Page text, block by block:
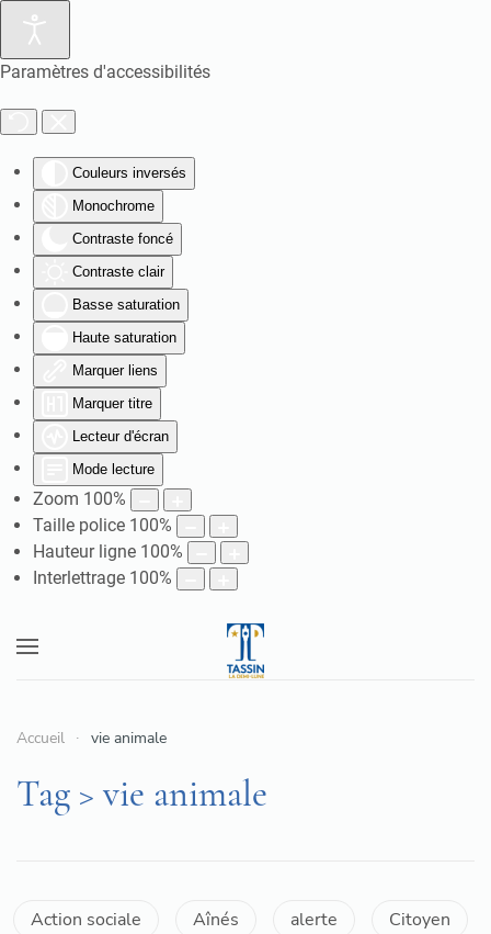
Paramètres d'accessibilités
Couleurs inversés
Monochrome
Contraste foncé
Contraste clair
Basse saturation
Haute saturation
Marquer liens
Marquer titre
Lecteur d'écran
Mode lecture
Zoom 100%
Taille police 100%
Hauteur ligne 100%
Interlettrage 100%
Accueil vie animale
Tag > vie animale
Action sociale Aînés alerte Citoyen